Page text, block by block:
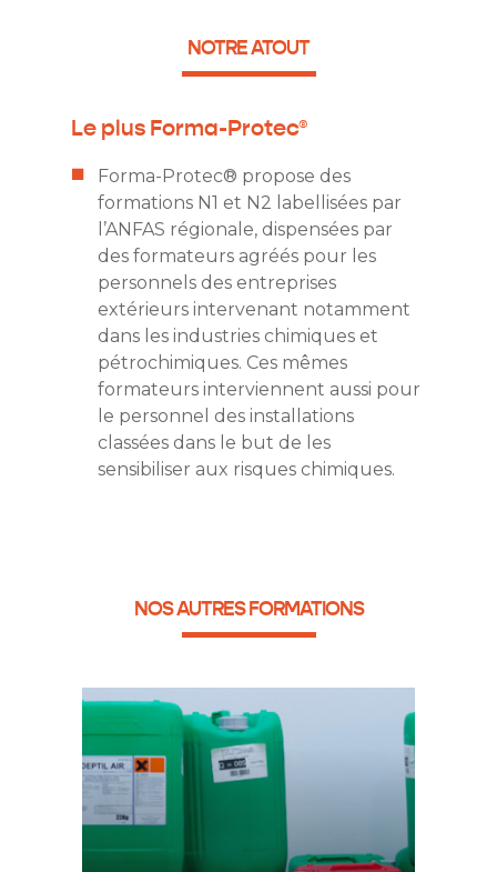
NOTRE ATOUT
Le plus Forma-Protec®
Forma-Protec® propose des
formations N1 et N2 labellisées par
l’ANFAS régionale, dispensées par
des formateurs agréés pour les
personnels des entreprises
extérieurs intervenant notamment
dans les industries chimiques et
pétrochimiques. Ces mêmes
formateurs interviennent aussi pour
le personnel des installations
classées dans le but de les
sensibiliser aux risques chimiques.
NOS AUTRES FORMATIONS